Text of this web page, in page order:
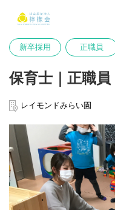
新卒採用 正職員
保育士｜正職
レイモンドみらい園